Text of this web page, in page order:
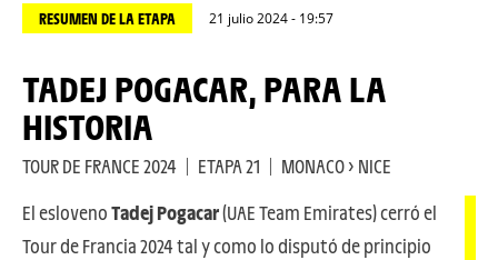
RESUMEN DE LA ETAPA 21 julio 2024 - 19:57
TADEJ POGACAR, PARA LA
HISTORIA
TOUR DE FRANCE 2024 | ETAPA 21 | MONACO > NICE
El eslovenoTadej Pogacar(UAE Team Emirates) cerró el
Tour de Francia 2024 tal y como lo disputó de principio